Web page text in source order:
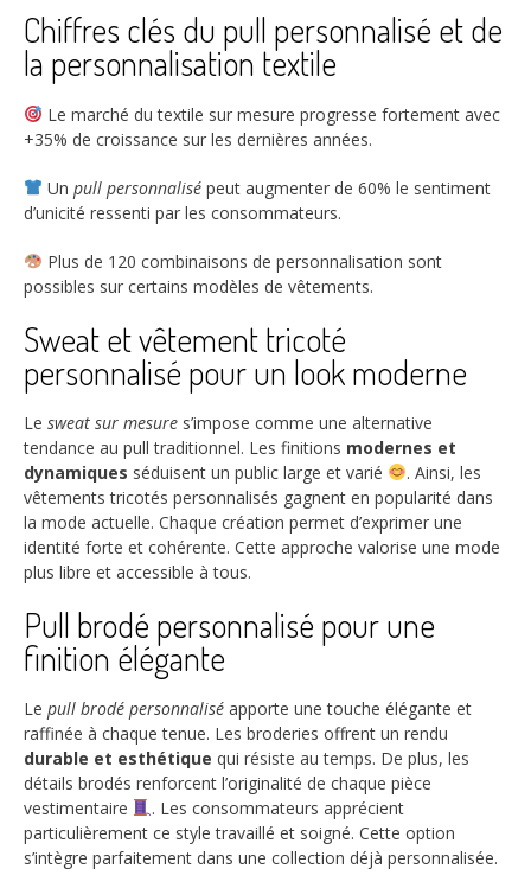
Chiffres clés du pull personnalisé et de
la personnalisation textile
Le marché du textile sur mesure progresse fortement avec
+35% de croissance sur les dernières années.
Un pull personnalisépeut augmenter de 60% le sentiment
d’unicité ressenti par les consommateurs.
Plus de 120 combinaisons de personnalisation sont
possibles sur certains modèles de vêtements.
Sweat et vêtement tricoté
personnalisé pour un look moderne
Le sweat sur mesure s’impose comme une alternative
tendance au pull traditionnel. Les finitions modernes et
dynamiques séduisent un public large et varié
. Ainsi, les
vêtements tricotés personnalisés gagnent en popularité dans
la mode actuelle. Chaque création permet d’exprimer une
identité forte et cohérente. Cette approche valorise une mode
plus libre et accessible à tous.
Pull brodé personnalisé pour une
finition élégante
Le pull brodé personnalisé apporte une touche élégante et
raffinée à chaque tenue. Les broderies offrent un rendu
durable et esthétique qui résiste au temps. De plus, les
détails brodés renforcent l’originalité de chaque pièce
vestimentaire
. Les consommateurs apprécient
particulièrement ce style travaillé et soigné. Cette option
s’intègre parfaitement dans une collection déjà personnalisée.